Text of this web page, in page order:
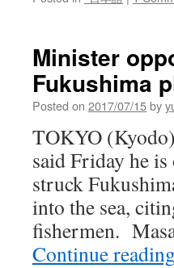
Minister
Fukushima
Posted on 2017/07/15by
TOKYO
said Friday he
struck
into the sea,
fishermen.
Continue reading